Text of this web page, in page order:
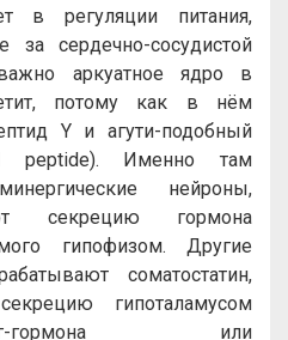
в регуляции питания,
за сердечно-сосудистой
аркуатное ядро в
потому как в нём
Y и агути-подобный
peptide). Именно там
нейроны,
секрецию гормона
гипофизом. Другие
соматостатин,
гипоталамусом
гормона или